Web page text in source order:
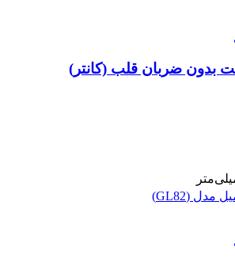
بدون ضربان قلب (کانتر)